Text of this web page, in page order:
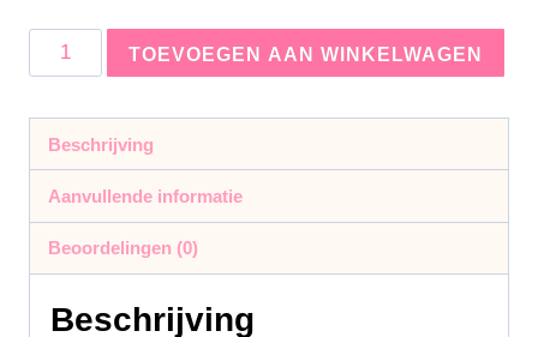
TOEVOEGEN AAN WINKELWAGEN
Beschrijving
Aanvullende informatie
Beoordelingen (0)
Beschrijving